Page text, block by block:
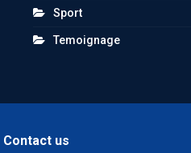
Sport
Temoignage
Contact us